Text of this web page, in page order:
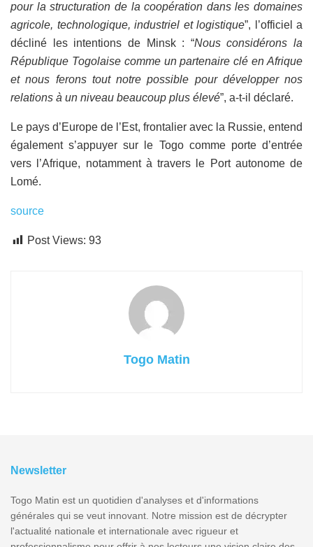
pour la structuration de la coopération dans les domaines
agricole, technologique, industriel et logistique”, l’officiel a
décliné les intentions de Minsk : “Nous considérons la
République Togolaise comme un partenaire clé en Afrique
et nous ferons tout notre possible pour développer nos
relations à un niveau beaucoup plus élevé”, a-t-il déclaré.
Le pays d’Europe de l’Est, frontalier avec la Russie, entend
également s’appuyer sur le Togo comme porte d’entrée
vers l’Afrique, notamment à travers le Port autonome de
Lomé.
source
Post Views: 93
Togo Matin
Newsletter
Togo Matin est un quotidien d'analyses et d'informations
générales qui se veut innovant. Notre mission est de décrypter
l'actualité nationale et internationale avec rigueur et